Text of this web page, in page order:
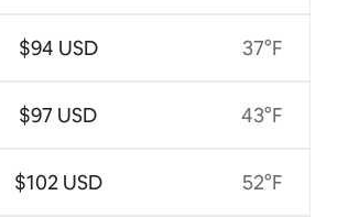
$94 USD
$97 USD
$102 USD
37°F
43°F
52°F